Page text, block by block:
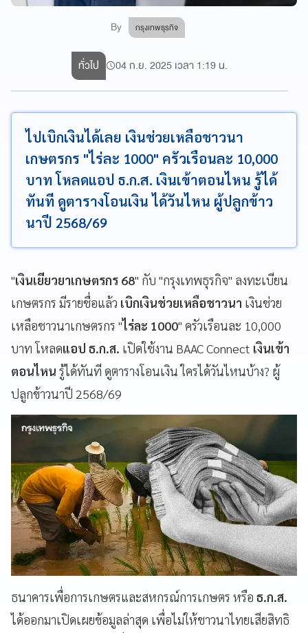
By กรุงเทพธุรกิจ
ทั่วไป 04 ก.ย. 2025 เวลา 1:19 น.
ไปเบิกเงินได้เลย เงินช่วยเหลือชาวนา
เกษตรกร "ไร่ละ 1000" ครัวเรือนละ 10,000
บาท โหลดแอป ธ.ก.ส. เงินเข้าตอนไหน รู้ได้
ทันที ดูตารางโอนเงิน ได้วันไหน ผู้ปลูกข้าว
นาปี 2568/69
"เงินเยียวยาเกษตรกร 68" กับ "กรุงเทพธุรกิจ" ลงทะเบียน
เกษตรกร มีรายชื่อแล้ว เบิกเงินช่วยเหลือชาวนา เงินช่วย
เหลือชาวนาเกษตรกร "ไร่ละ 1000" ครัวเรือนละ 10,000
บาท โหลดแอป ธ.ก.ส. เปิดใช้งาน BAAC Connect เงินเข้า
ตอนไหน รู้ได้ทันที ดูตารางโอนเงิน ใครได้วันไหนบ้าง? ผู้
ปลูกข้าวนาปี 2568/69
ธนาคารเพื่อการเกษตรและสหกรณ์การเกษตร หรือ ธ.ก.ส.
ได้ออกมาเปิดเผยข้อมูลล่าสุด เพื่อไม่ให้ชาวนาไทยเสียสิทธิ